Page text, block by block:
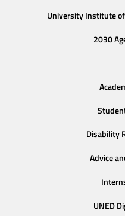
University Institute
2030
Disability
Advice
UNED